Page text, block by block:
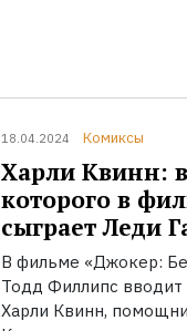
18.04.2024 Комиксы
Харли Квинн:
которого в
сыграет Леди
В фильме «Джокер:
Тодд Филлипс вводит
Харли Квинн,